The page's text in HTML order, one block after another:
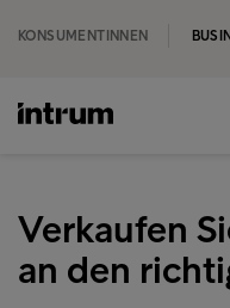
KONSUMENTINNEN
Verkaufen
an den